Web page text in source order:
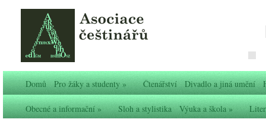
Domů Pro žáky a studenty» Čtenářství Divadlo a jiná umění
Obecné a informační» Sloh a stylistika Výuka a škola»